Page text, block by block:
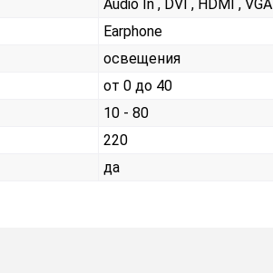
Audio In , DVI , HDMI , VGA
Earphone
освещения
от 0 до 40
10 - 80
220
да